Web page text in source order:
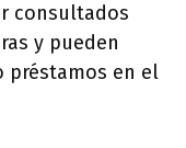
consultados
y pueden
préstamos en el